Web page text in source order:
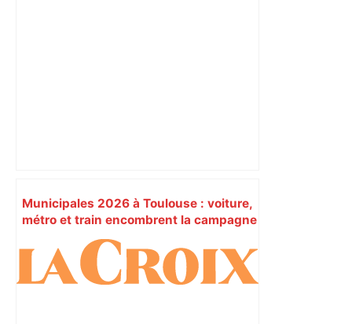
Municipales 2026 à Toulouse : voiture,
métro et train encombrent la campagne
électorale – – Le Mans.maville.com